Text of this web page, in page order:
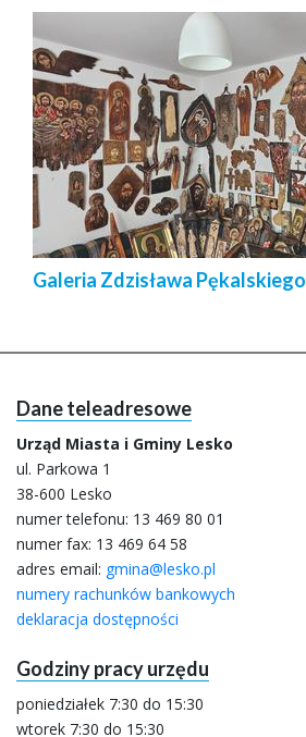
Galeria Zdzisława Pękalskiego
Dane teleadresowe
Urząd Miasta i Gminy Lesko
ul. Parkowa 1
38-600 Lesko
numer telefonu: 13 469 80 01
numer fax: 13 469 64 58
adres email: gmina@lesko.pl
numery rachunków bankowych
deklaracja dostępności
Godziny pracy urzędu
poniedziałek 7:30 do 15:30
wtorek 7:30 do 15:30